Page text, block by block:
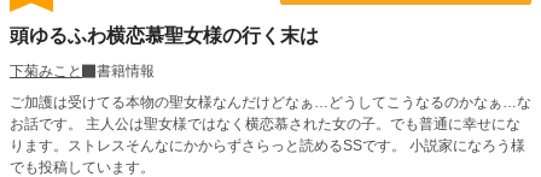
頭ゆるふわ横恋慕聖女様の行く末は
下菊みこと
書籍情報
ご加護は受けてる本物の聖女様なんだけどなぁ…どうしてこうなるのかなぁ…な
お話です。 主人公は聖女様ではなく横恋慕された女の子。でも普通に幸せにな
ります。ストレスそんなにかからずさらっと読めるSSです。 小説家になろう様
でも投稿しています。